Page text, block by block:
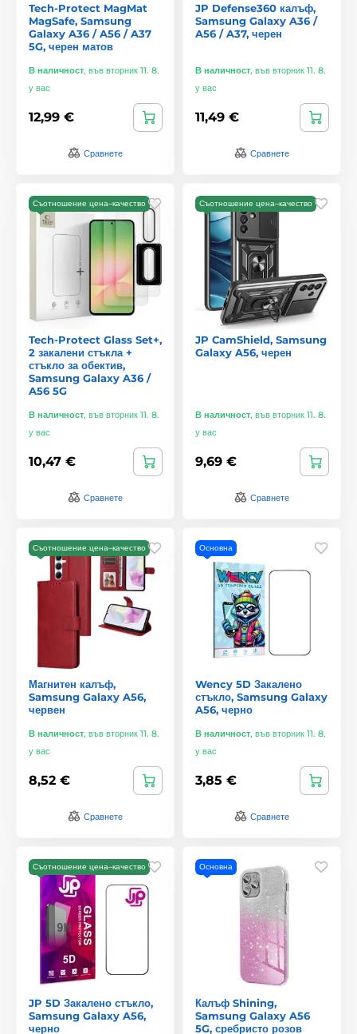
Tech-Protect MagMat
MagSafe, Samsung
Galaxy A36 / A56 / A37
5G, черен матов
В наличност, във вторник 11. 8.
у вас
12,99 €
Сравнете
JP Defense360 калъф,
Samsung Galaxy A36 /
A56 / A37, черен
В наличност, във вторник 11. 8.
у вас
11,49 €
Сравнете
Съотношение цена–качество
Tech-Protect Glass Set+,
2 закалени стъкла +
стъкло за обектив,
Samsung Galaxy A36 /
A56 5G
В наличност, във вторник 11. 8.
у вас
10,47 €
Сравнете
Съотношение цена–качество
JP CamShield, Samsung
Galaxy A56, черен
В наличност, във вторник 11. 8.
у вас
9,69 €
Сравнете
Съотношение цена–качество
Магнитен калъф,
Samsung Galaxy A56,
червен
В наличност, във вторник 11. 8.
у вас
8,52 €
Сравнете
Основна
Wency 5D Закалено
стъкло, Samsung Galaxy
A56, черно
В наличност, във вторник 11. 8.
у вас
3,85 €
Сравнете
Съотношение цена–качество
JP 5D Закалено стъкло,
Samsung Galaxy A56,
черно
Основна
Калъф Shining,
Samsung Galaxy A56
5G, сребристо розов